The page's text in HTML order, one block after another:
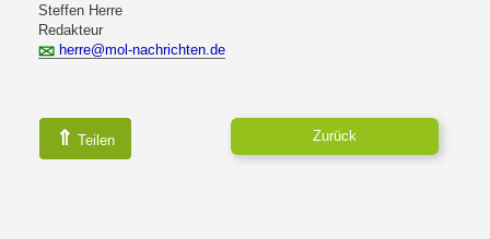
Steffen Herre
Redakteur
herre@mol-nachrichten.de
⇑ Teilen Zurück